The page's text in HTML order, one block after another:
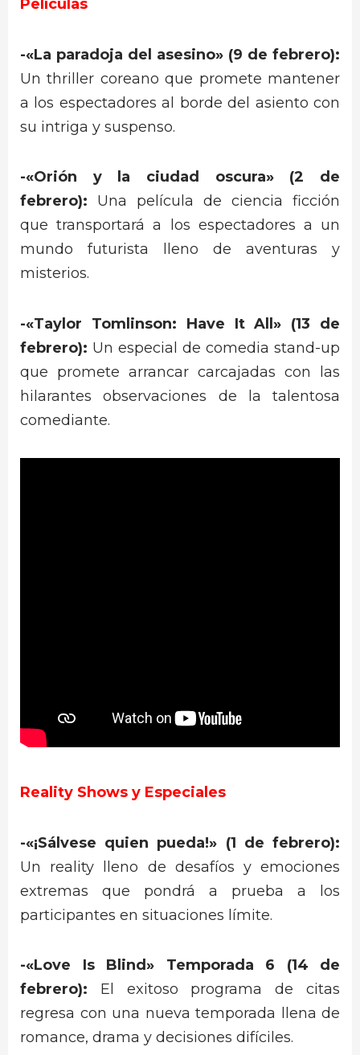
Películas
-«La paradoja del asesino» (9 de febrero):
Un thriller coreano que promete mantener
a los espectadores al borde del asiento con
su intriga y suspenso.
-«Orión y la ciudad oscura» (2 de
febrero): Una película de ciencia ficción
que transportará a los espectadores a un
mundo futurista lleno de aventuras y
misterios.
-«Taylor Tomlinson: Have It All» (13 de
febrero): Un especial de comedia stand-up
que promete arrancar carcajadas con las
hilarantes observaciones de la talentosa
comediante.
Reality Shows y Especiales
-«¡Sálvese quien pueda!» (1 de febrero):
Un reality lleno de desafíos y emociones
extremas que pondrá a prueba a los
participantes en situaciones límite.
-«Love Is Blind» Temporada 6 (14 de
febrero): El exitoso programa de citas
regresa con una nueva temporada llena de
romance, drama y decisiones difíciles.